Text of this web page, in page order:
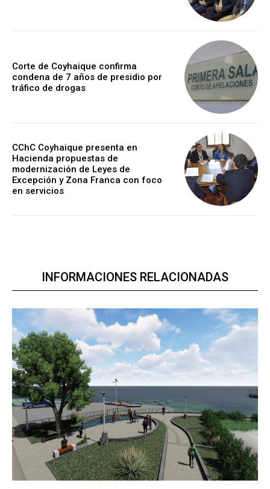
Corte de Coyhaique confirma
condena de 7 años de presidio por
tráfico de drogas
CChC Coyhaique presenta en
Hacienda propuestas de
modernización de Leyes de
Excepción y Zona Franca con foco
en servicios
INFORMACIONES RELACIONADAS